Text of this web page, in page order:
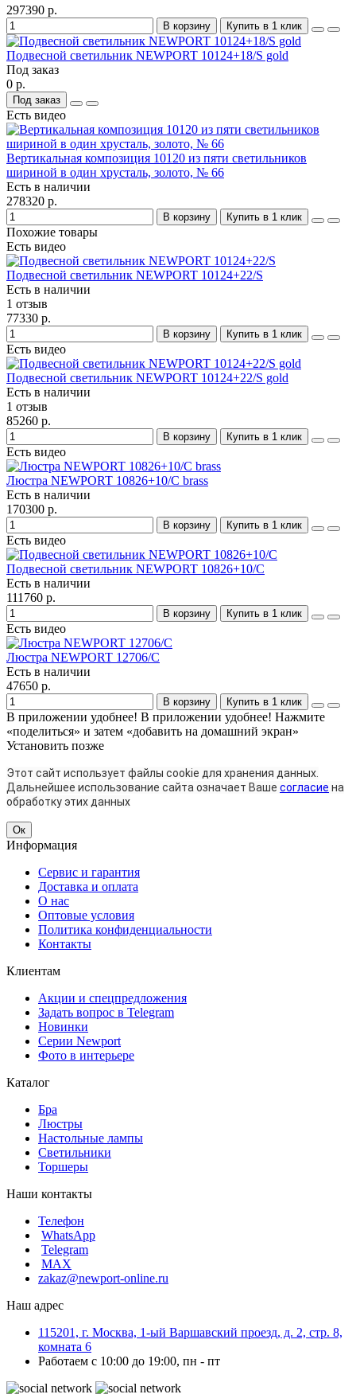
297390 р.
В корзину Купить в 1 клик
Подвесной светильник NEWPORT 10124+18/S gold
Под заказ
0 р.
Под заказ
Есть видео
Вертикальная композиция 10120 из пяти светильников
шириной в один хрусталь, золото, № 66
Есть в наличии
278320 р.
В корзину Купить в 1 клик
Похожие товары
Есть видео
Подвесной светильник NEWPORT 10124+22/S
Есть в наличии
1 отзыв
77330 р.
В корзину Купить в 1 клик
Есть видео
Подвесной светильник NEWPORT 10124+22/S gold
Есть в наличии
1 отзыв
85260 р.
В корзину Купить в 1 клик
Есть видео
Люстра NEWPORT 10826+10/С brass
Есть в наличии
170300 р.
В корзину Купить в 1 клик
Есть видео
Подвесной светильник NEWPORT 10826+10/C
Есть в наличии
111760 р.
В корзину Купить в 1 клик
Есть видео
Люстра NEWPORT 12706/C
Есть в наличии
47650 р.
В корзину Купить в 1 клик
В приложении удобнее! В приложении удобнее! Нажмите
«поделиться» и затем «добавить на домашний экран»
Установить позже
Этот сайт использует файлы cookie для хранения данных.
Дальнейшее использование сайта означает Ваше согласие на
обработку этих данных
Ок
Информация
Сервис и гарантия
Доставка и оплата
О нас
Оптовые условия
Политика конфиденциальности
Контакты
Клиентам
Акции и спецпредложения
Задать вопрос в Telegram
Новинки
Серии Newport
Фото в интерьере
Каталог
Бра
Люстры
Настольные лампы
Светильники
Торшеры
Наши контакты
Телефон
WhatsApp
Telegram
MAX
zakaz@newport-online.ru
Наш адрес
115201, г. Москва, 1-ый Варшавский проезд, д. 2, стр. 8,
комната 6
Работаем с 10:00 до 19:00, пн - пт